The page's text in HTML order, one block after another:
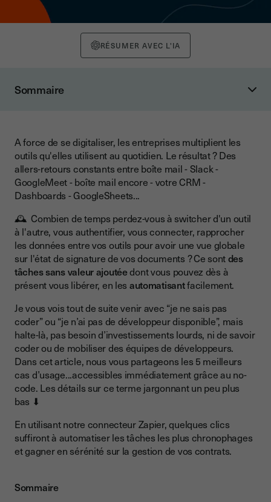
RÉSUMER AVEC L'IA
Sommaire
Le nouveau workflow
2️⃣ Etre alerté sur la signature d'un contrat en temps réel 🚨
Le nouveau workflow
3️⃣ Créer des contacts signataires à partir de vos outils
métiers 👤
Le nouveau workflow
stakeholders en interne 🤝
Le nouveau workflow
5️⃣ Automatiser le téléchargement de ses documents signés
et dossiers de preuves ⬇️
Le nouveau workflow
A force de se digitaliser, les entreprises multiplient les
outils qu'elles utilisent au quotidien. Le résultat ? Des
allers-retours constants entre boîte mail - Slack -
GoogleMeet - boîte mail encore - votre CRM -
Dashboards - GoogleSheets...
🕰️ Combien de temps perdez-vous à switcher d'un outil
à l'autre, vous authentifier, vous connecter, rapprocher
les données entre vos outils pour avoir une vue globale
sur l'état de signature de vos documents ? Ce sontdes
tâches sans valeur ajoutéedont vous pouvez dès à
présent vous libérer, en les automatisantfacilement.
Je vous vois tout de suite venir avec “je ne sais pas
coder” ou “je n’ai pas de développeur disponible”, mais
halte-là, pas besoin d’investissements lourds, ni de savoir
coder ou de mobiliser des équipes de développeurs.
Dans cet article, nous vous partageons les 5 meilleurs
cas d’usage...accessibles immédiatement grâce au no-
code. Les détails sur ce terme jargonnant un peu plus
bas ⬇
En utilisant notre connecteur Zapier, quelques clics
suffiront à automatiser les tâches les plus chronophages
et gagner en sérénité sur la gestion de vos contrats.
Sommaire